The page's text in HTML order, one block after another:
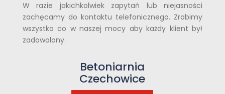
W razie jakichkolwiek zapytań lub niejasności
zachęcamy do kontaktu telefonicznego. Zrobimy
wszystko co w naszej mocy aby każdy klient był
zadowolony.
Betoniarnia
Czechowice